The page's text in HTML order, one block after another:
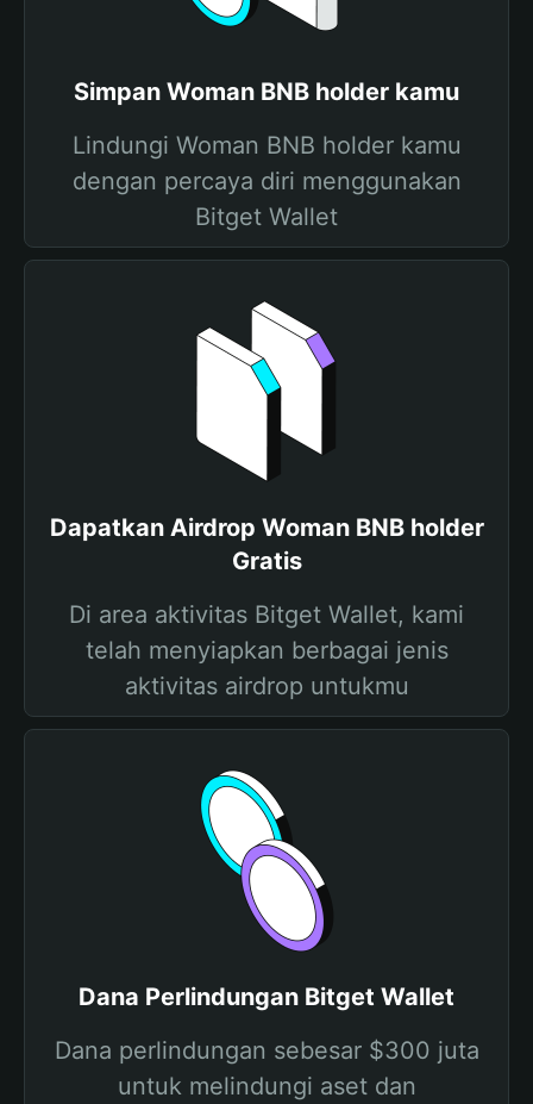
Simpan Woman BNB holder kamu
Lindungi Woman BNB holder kamu
dengan percaya diri menggunakan
Bitget Wallet
Dapatkan Airdrop Woman BNB holder
Gratis
Di area aktivitas Bitget Wallet, kami
telah menyiapkan berbagai jenis
aktivitas airdrop untukmu
Dana Perlindungan Bitget Wallet
Dana perlindungan sebesar $300 juta
untuk melindungi aset dan